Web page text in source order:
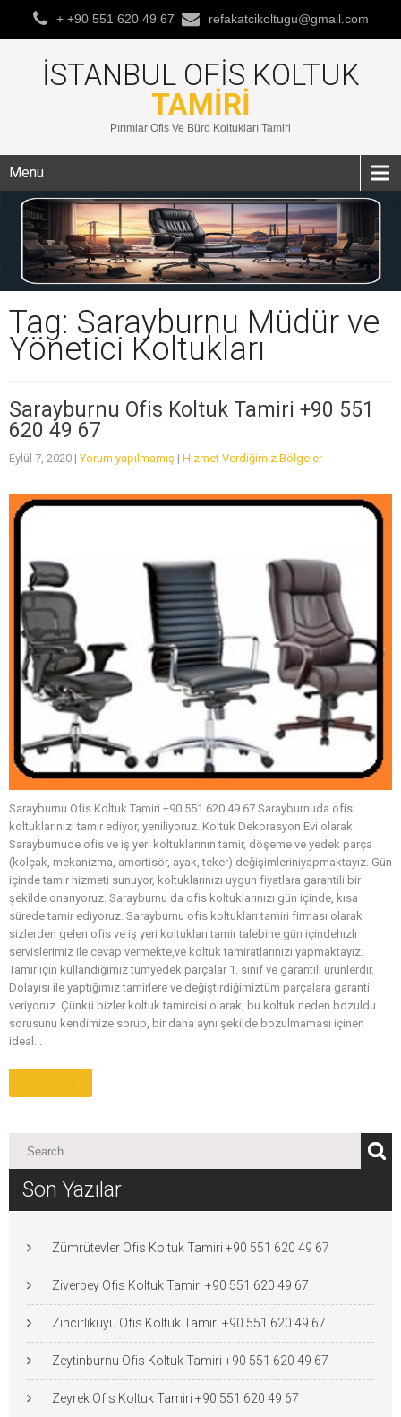
+ +90 551 620 49 67 refakatcikoltugu@gmail.com
İSTANBUL OFIS KOLTUK
TAMIRI
Pırımlar Ofis Ve Büro Koltukları Tamiri
Menu
Tag: Sarayburnu Müdür ve
Yönetici Koltukları
Sarayburnu Ofis Koltuk Tamiri +90 551
620 49 67
Eylül 7, 2020 |Yorum yapılmamış | Hizmet Verdiğimiz Bölgeler
Sarayburnu Ofis Koltuk Tamiri +90 551 620 49 67 Sarayburnuda ofis
koltuklarınızı tamir ediyor, yeniliyoruz. Koltuk Dekorasyon Evi olarak
Sarayburnude ofis ve iş yeri koltuklarının tamir, döşeme ve yedek parça
(kolçak, mekanizma, amortisör, ayak, teker) değişimleriniyapmaktayız. Gün
içinde tamir hizmeti sunuyor, koltuklarınızı uygun fiyatlara garantili bir
şekilde onarıyoruz. Sarayburnu da ofis koltuklarınızı gün içinde, kısa
sürede tamir ediyoruz. Sarayburnu ofis koltukları tamiri firması olarak
sizlerden gelen ofis ve iş yeri koltukları tamir talebine gün içindehızlı
servislerimiz ile cevap vermekte,ve koltuk tamiratlarınızı yapmaktayız.
Tamir için kullandığımız tümyedek parçalar 1. sınıf ve garantili ürünlerdir.
Dolayısı ile yaptığımız tamirlere ve değiştirdiğimiztüm parçalara garanti
veriyoruz. Çünkü bizler koltuk tamircisi olarak, bu koltuk neden bozuldu
sorusunu kendimize sorup, bir daha aynı şekilde bozulmaması içinen
ideal...
Son Yazılar
Zümrütevler Ofis Koltuk Tamiri +90 551 620 49 67
Ziverbey Ofis Koltuk Tamiri +90 551 620 49 67
Zincirlikuyu Ofis Koltuk Tamiri +90 551 620 49 67
Zeytinburnu Ofis Koltuk Tamiri +90 551 620 49 67
Zeyrek Ofis Koltuk Tamiri +90 551 620 49 67